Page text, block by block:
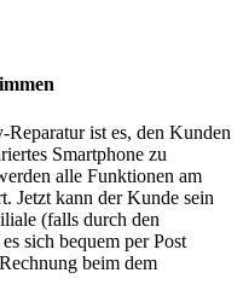
ist es, den Kunden
Smartphone zu
alle Funktionen am
Jetzt kann der Kunde sein
(falls durch den
sich bequem per Post
beim dem